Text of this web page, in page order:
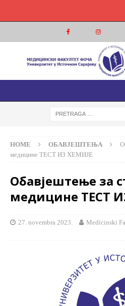
МЕДИЦИНСКИ
МЕДИЦИНСКИ ФАКУЛТЕТ
HOME ОБАВЈЕШТЕЊА
медицине ТЕСТ ИЗ ХЕМИЈЕ
Обавјештење за
медицине ТЕСТ
27. novembra 2023. Medicinski